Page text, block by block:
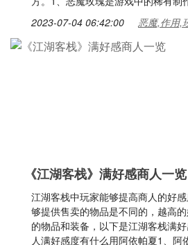
2023-07-04 06:42:00 恶魔,作用,
《江湖客栈》满好感商人一览
江湖客栈中玩家能够提高商人的好
够提供售卖的物品是不同的，越高
的物品和装备，以下是江湖客栈满
人满好感度有什么用阿依帕夏1、阿